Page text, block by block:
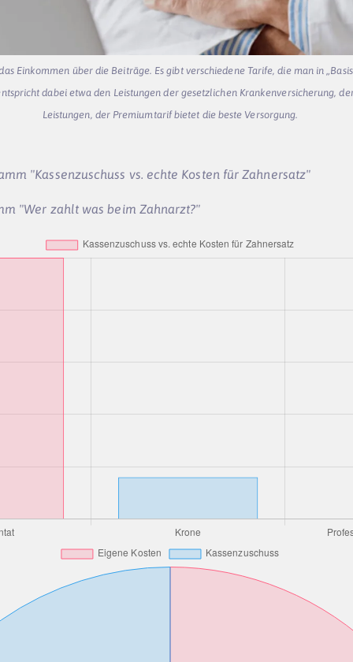
Einkommen über die Beiträge. Es gibt verschiedene Tarife, die man in
dabei etwa den Leistungen der gesetzlichen Krankenversicherung,
Leistungen, der Premiumtarif bietet die beste Versorgung.
"Kassenzuschuss vs. echte Kosten für Zahnersatz"
"Wer zahlt was beim Zahnarzt?"